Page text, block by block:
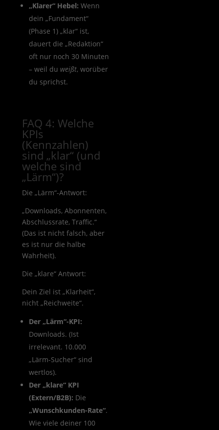
„Klarer“ Hebel: Wenn
dein „Fundament“
(Phase 1) „klar“ ist,
dauert die „Redaktion“
oft nur noch 30 Minuten
– weil du weißt, worüber
du sprichst.
FAQ 4: Welche
KPIs
(Kennzahlen)
sind „klar“ (und
welche sind
„Lärm“)?
Die „Lärm“-Antwort:
„Downloads, Abonnenten,
Abschlussrate, Traffic.“
(Das ist nicht falsch, aber
es ist nur die halbe
Wahrheit).
Die „klare“ Antwort:
Dein Ziel ist „Klarheit“,
nicht „Reichweite“.
Der „Lärm“-KPI:
Downloads. (Ist
irrelevant. 10.000
„Lärm-Sucher“ sind
wertlos).
Der „klare“ KPI
(Extern/B2B):
„Wunschkunden-Rate“.
Wie viele deiner 100